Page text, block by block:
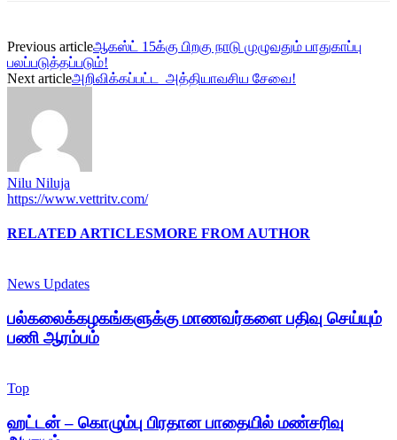
Previous articleஆகஸ்ட் 15க்கு பிறகு நாடு முழுவதும் பாதுகாப்பு
பலப்படுத்தப்படும்!
Next articleஅறிவிக்கப்பட்ட அத்தியாவசிய சேவை!
Nilu Niluja
https://www.vettritv.com/
RELATED ARTICLESMORE FROM AUTHOR
News Updates
பல்கலைக்கழகங்களுக்கு மாணவர்களை பதிவு செய்யும்
பணி ஆரம்பம்
Top
ஹட்டன் – கொழும்பு பிரதான பாதையில் மண்சரிவு